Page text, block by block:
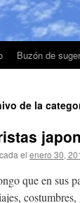
Buzón de
de la
el enero 30,
que en sus